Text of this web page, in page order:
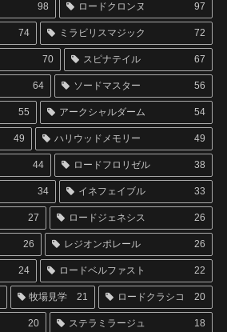
98 ロードクロンヌ 97
74 ミラビリスマジック 72
70 スピナテイル 67
64 ソードマスター 56
55 アークシャルダーム 54
49 ハリウッドメモリー 49
44 ロードフロリゼル 38
34 イネフェイブル 33
27 ロードジェネシス 26
26 レジオンポレール 26
24 ロードベルファスト 22
牧場見学 21 ロードクラシコ 20
20 ステラミラージュ 18